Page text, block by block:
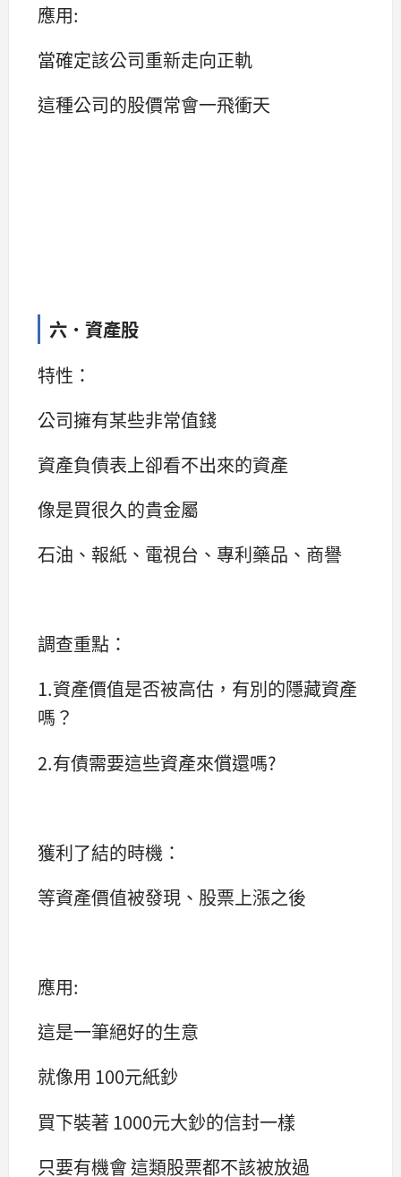
應用:
當確定該公司重新走向正軌
這種公司的股價常會一飛衝天
六．資產股
特性：
公司擁有某些非常值錢
資產負債表上卻看不出來的資產
像是買很久的貴金屬
石油、報紙、電視台、專利藥品、商譽
調查重點：
1.資產價值是否被高估，有別的隱藏資產
嗎？
2.有債需要這些資產來償還嗎?
獲利了結的時機：
等資產價值被發現、股票上漲之後
應用:
這是一筆絕好的生意
就像用 100元紙鈔
買下裝著 1000元大鈔的信封一樣
只要有機會 這類股票都不該被放過